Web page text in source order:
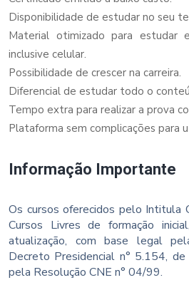
Disponibilidade de estudar no seu
Material otimizado para estudar
inclusive celular.
Possibilidade de crescer na carreira.
Diferencial de estudar todo o
Tempo extra para realizar a prova
Plataforma sem complicações para
Informação Importante
Os cursos oferecidos pelo Intitula
Cursos Livres de formação
atualização, com base legal
Decreto Presidencial n° 5.154,
pela Resolução CNE n° 04/99.